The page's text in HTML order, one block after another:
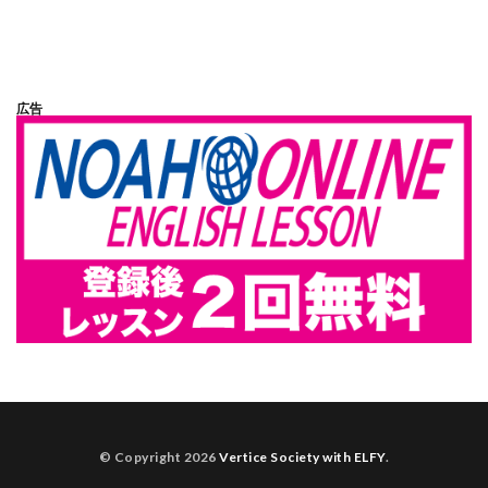
広告
© Copyright 2026Vertice Society with ELFY.